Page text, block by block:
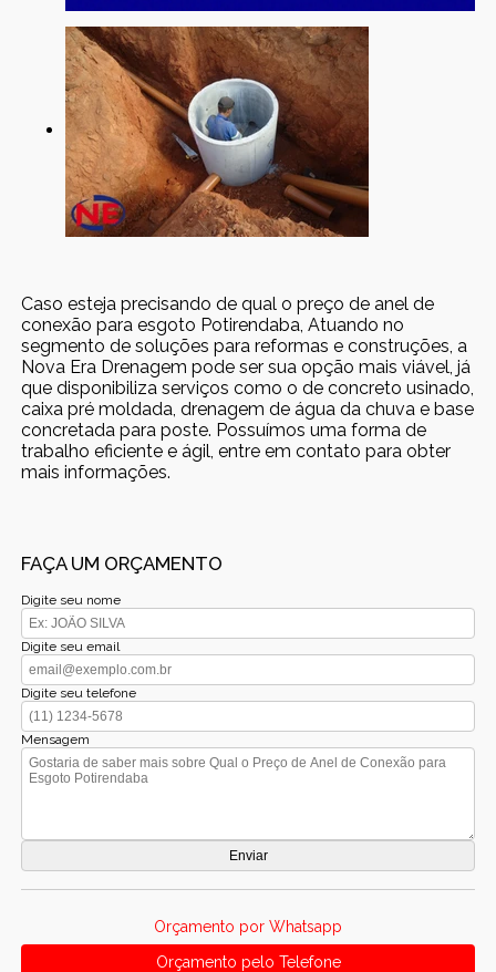
Caso esteja precisando de qual o preço de anel de
conexão para esgoto Potirendaba, Atuando no
segmento de soluções para reformas e construções, a
Nova Era Drenagem pode ser sua opção mais viável, já
que disponibiliza serviços como o de concreto usinado,
caixa pré moldada, drenagem de água da chuva e base
concretada para poste. Possuímos uma forma de
trabalho eficiente e ágil, entre em contato para obter
mais informações.
FAÇA UM ORÇAMENTO
Digite seu nome
Digite seu email
Digite seu telefone
Mensagem
Orçamento por Whatsapp
Orçamento pelo Telefone